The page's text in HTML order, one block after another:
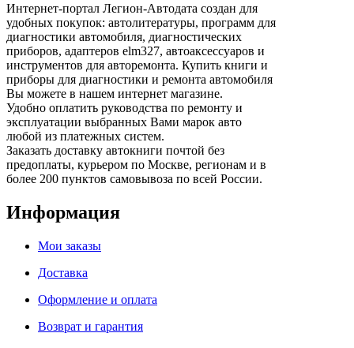
Интернет-портал Легион-Автодата создан для
удобных покупок: автолитературы, программ для
диагностики автомобиля, диагностических
приборов, адаптеров elm327, автоаксессуаров и
инструментов для авторемонта. Купить книги и
приборы для диагностики и ремонта автомобиля
Вы можете в нашем интернет магазине.
Удобно оплатить руководства по ремонту и
эксплуатации выбранных Вами марок авто
любой из платежных систем.
Заказать доставку автокниги почтой без
предоплаты, курьером по Москве, регионам и в
более 200 пунктов самовывоза по всей России.
Информация
Мои заказы
Доставка
Оформление и оплата
Возврат и гарантия